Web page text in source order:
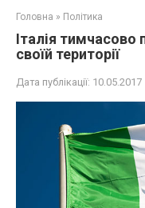
Головна » Політика
Італія тимчасово
своїй території
Дата публікації: 10.05.2017